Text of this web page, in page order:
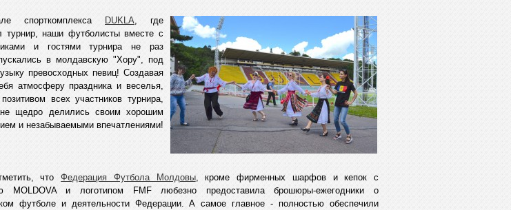
спорткомплекса DUKLA, где
турнир, наши футболисты вместе с
и гостями турнира не раз
в молдавскую "Хору", под
превосходных певиц! Создавая
атмосферу праздника и веселья,
всех участников турнира,
щедро делились своим хорошим
и незабываемыми впечатлениями!
чтоФедерация Футбола Молдовы, кроме фирменных шарфов и кепок с
MOLDOVA и логотипом FMF любезно предоставила брошюры-ежегодники о
футболе и деятельности Федерации. А самое главное - полностью обеспечили